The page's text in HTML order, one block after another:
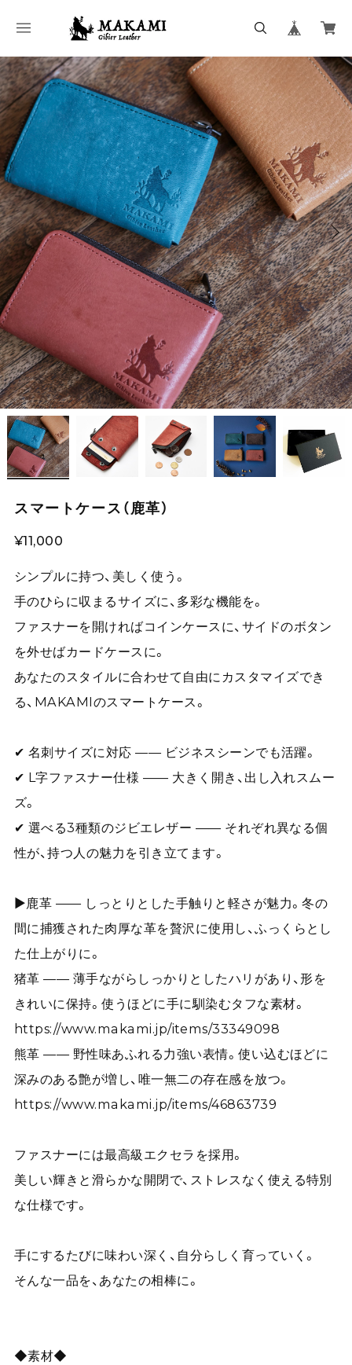
スマートケース（鹿革）
¥11,000
シンプルに持つ、美しく使う。
手のひらに収まるサイズに、多彩な機能を。
ファスナーを開ければコインケースに、サイドのボタン
を外せばカードケースに。
あなたのスタイルに合わせて自由にカスタマイズでき
る、MAKAMIのスマートケース。
✔ 名刺サイズに対応 —— ビジネスシーンでも活躍。
✔ L字ファスナー仕様 —— 大きく開き、出し入れスムー
ズ。
✔ 選べる3種類のジビエレザー —— それぞれ異なる個
性が、持つ人の魅力を引き立てます。
▶︎鹿革 —— しっとりとした手触りと軽さが魅力。冬の
間に捕獲された肉厚な革を贅沢に使用し、ふっくらとし
た仕上がりに。
猪革 —— 薄手ながらしっかりとしたハリがあり、形を
きれいに保持。使うほどに手に馴染むタフな素材。
https://www.makami.jp/items/33349098
熊革 —— 野性味あふれる力強い表情。使い込むほどに
深みのある艶が増し、唯一無二の存在感を放つ。
https://www.makami.jp/items/46863739
ファスナーには最高級エクセラを採用。
美しい輝きと滑らかな開閉で、ストレスなく使える特別
な仕様です。
手にするたびに味わい深く、自分らしく育っていく。
そんな一品を、あなたの相棒に。
◆素材◆